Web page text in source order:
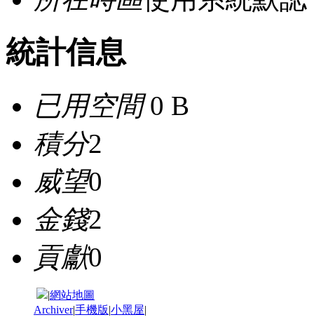
統計信息
已用空間0 B
積分2
威望0
金錢2
貢獻0
|網站地圖
Archiver|手機版|小黑屋|